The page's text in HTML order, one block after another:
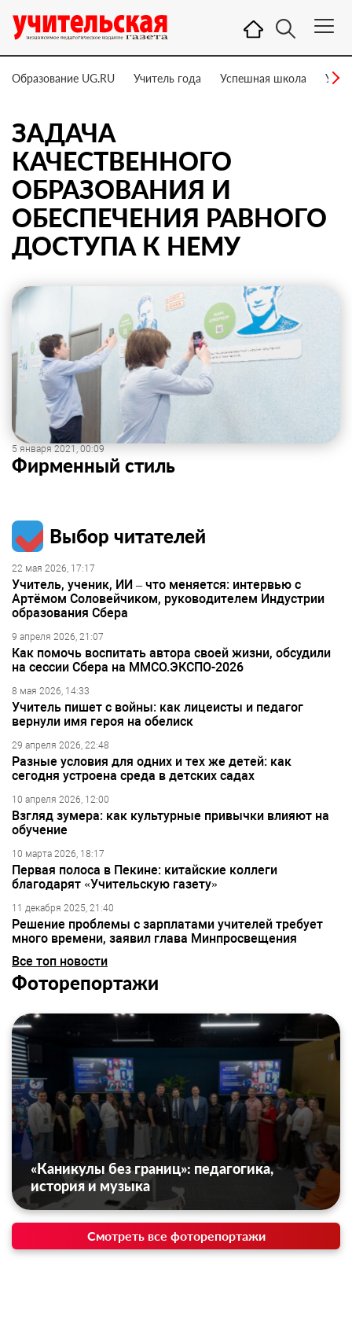
Образование UG.RU Учитель года Успешная школа
ЗАДАЧА
КАЧЕСТВЕННОГО
ОБРАЗОВАНИЯ И
ОБЕСПЕЧЕНИЯ РАВНОГО
ДОСТУПА К НЕМУ
5 января 2021, 00:09
Фирменный стиль
Выбор читателей
22 мая 2026, 17:17
Учитель, ученик, ИИ – что меняется: интервью с
Артёмом Соловейчиком, руководителем Индустрии
образования Сбера
9 апреля 2026, 21:07
Как помочь воспитать автора своей жизни, обсудили
на сессии Сбера на ММСО.ЭКСПО-2026
8 мая 2026, 14:33
Учитель пишет с войны: как лицеисты и педагог
вернули имя героя на обелиск
29 апреля 2026, 22:48
Разные условия для одних и тех же детей: как
сегодня устроена среда в детских садах
10 апреля 2026, 12:00
Взгляд зумера: как культурные привычки влияют на
обучение
10 марта 2026, 18:17
Первая полоса в Пекине: китайские коллеги
благодарят «Учительскую газету»
11 декабря 2025, 21:40
Решение проблемы с зарплатами учителей требует
много времени, заявил глава Минпросвещения
Все топ новости
Фоторепортажи
«Каникулы без границ»: педагогика,
история и музыка
Смотреть все фоторепортажи